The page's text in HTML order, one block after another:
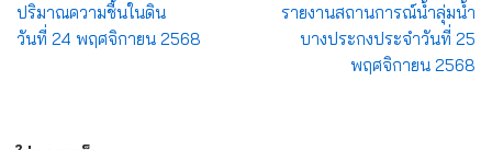
ปริมาณความชื้นในดิน
วันที่ 24 พฤศจิกายน 2568
รายงานสถานการณ์น้ำลุ่มน้ำ
บางประกงประจำวันที่ 25
พฤศจิกายน 2568